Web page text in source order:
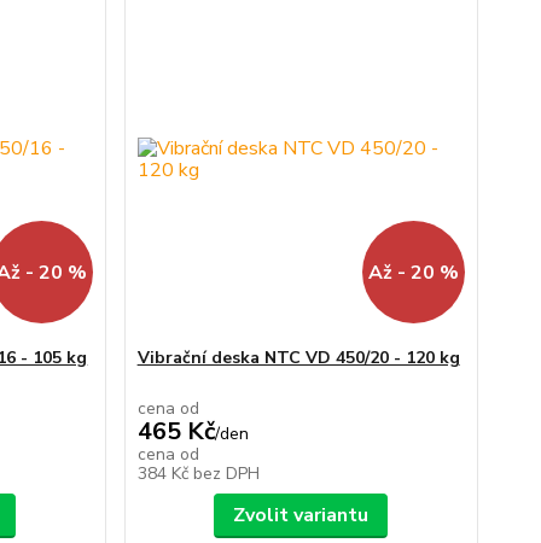
- 20 %
- 105 kg
Až - 20 %
Vibrační deska NTC VD 450/20 - 120 kg
cena od
465 Kč/den
cena od
384 Kč bez DPH
Zvolit variantu